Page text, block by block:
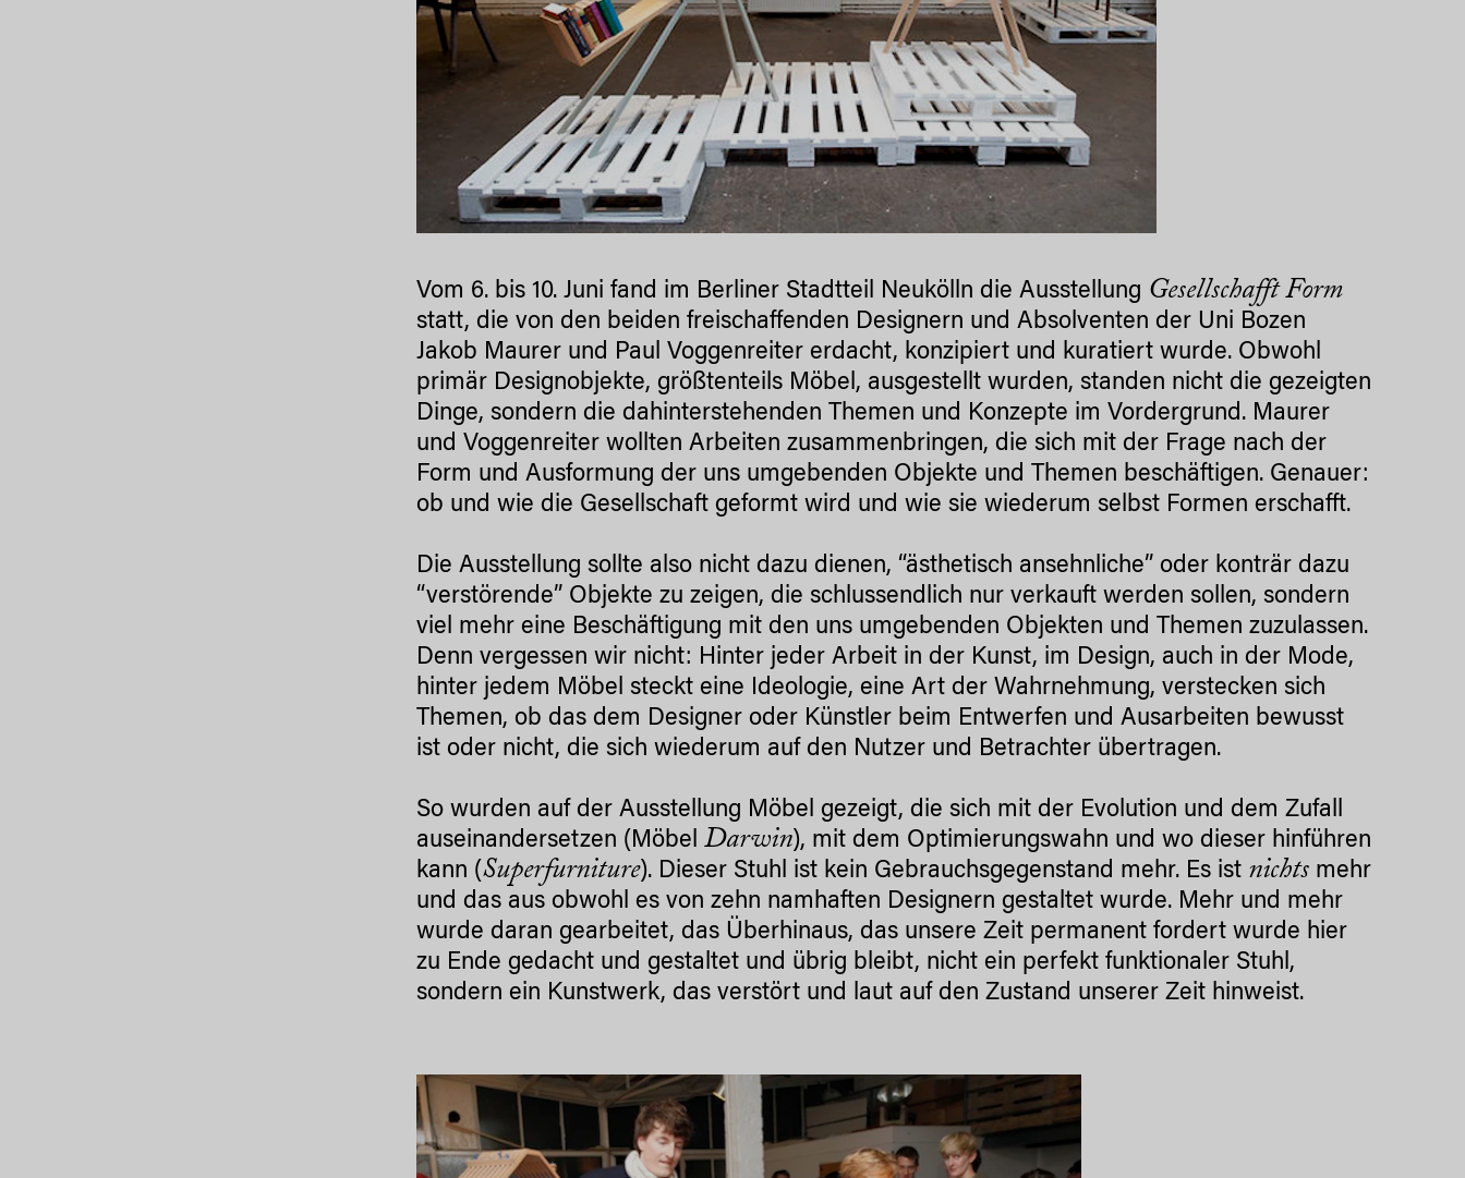
Vom 6. bis 10. Juni fand im Berliner Stadtteil Neukölln die Ausstellung Gesellschafft Form
statt, die von den beiden freischaffenden Designern und Absolventen der Uni Bozen
Jakob Maurer und Paul Voggenreiter erdacht, konzipiert und kuratiert wurde. Obwohl
primär Designobjekte, größtenteils Möbel, ausgestellt wurden, standen nicht die gezeigten
Dinge, sondern die dahinterstehenden Themen und Konzepte im Vordergrund. Maurer
und Voggenreiter wollten Arbeiten zusammenbringen, die sich mit der Frage nach der
Form und Ausformung der uns umgebenden Objekte und Themen beschäftigen. Genauer:
ob und wie die Gesellschaft geformt wird und wie sie wiederum selbst Formen erschafft.
Die Ausstellung sollte also nicht dazu dienen, “ästhetisch ansehnliche” oder konträr dazu
“verstörende” Objekte zu zeigen, die schlussendlich nur verkauft werden sollen, sondern
viel mehr eine Beschäftigung mit den uns umgebenden Objekten und Themen zuzulassen.
Denn vergessen wir nicht: Hinter jeder Arbeit in der Kunst, im Design, auch in der Mode,
hinter jedem Möbel steckt eine Ideologie, eine Art der Wahrnehmung, verstecken sich
Themen, ob das dem Designer oder Künstler beim Entwerfen und Ausarbeiten bewusst
ist oder nicht, die sich wiederum auf den Nutzer und Betrachter übertragen.
So wurden auf der Ausstellung Möbel gezeigt, die sich mit der Evolution und dem Zufall
auseinandersetzen (MöbelDarwin), mit dem Optimierungswahn und wo dieser hinführen
kann (Superfurniture). Dieser Stuhl ist kein Gebrauchsgegenstand mehr. Es ist nichts mehr
und das aus obwohl es von zehn namhaften Designern gestaltet wurde. Mehr und mehr
wurde daran gearbeitet, das Überhinaus, das unsere Zeit permanent fordert wurde hier
zu Ende gedacht und gestaltet und übrig bleibt, nicht ein perfekt funktionaler Stuhl,
sondern ein Kunstwerk, das verstört und laut auf den Zustand unserer Zeit hinweist.